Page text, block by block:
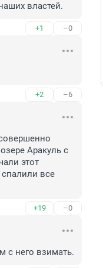
властей.
+1 –0
+2 –6
Аракуль с
этот
все
+19 –0
с него взимать.